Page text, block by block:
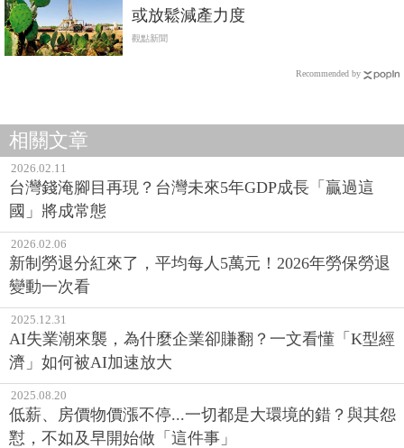
或放鬆減產力度
觀點新聞
Recommended by
相關文章
2026.02.11
台灣錢淹腳目再現？台灣未來5年GDP成長「贏過這
國」將成常態
2026.02.06
新制勞退分紅來了，平均每人5萬元！2026年勞保勞退
變動一次看
2025.12.31
AI失業潮來襲，為什麼企業卻賺翻？一文看懂「K型經
濟」如何被AI加速放大
2025.08.20
低薪、房價物價漲不停...一切都是大環境的錯？與其怨
懟，不如及早開始做「這件事」